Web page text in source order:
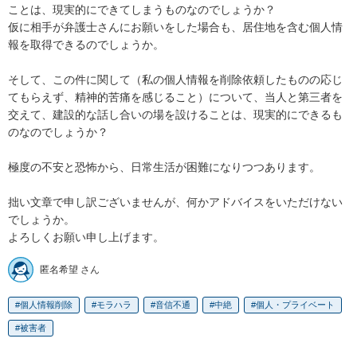
ことは、現実的にできてしまうものなのでしょうか？
仮に相手が弁護士さんにお願いをした場合も、居住地を含む個人情
報を取得できるのでしょうか。
そして、この件に関して（私の個人情報を削除依頼したものの応じ
てもらえず、精神的苦痛を感じること）について、当人と第三者を
交えて、建設的な話し合いの場を設けることは、現実的にできるも
のなのでしょうか？
極度の不安と恐怖から、日常生活が困難になりつつあります。
拙い文章で申し訳ございませんが、何かアドバイスをいただけない
でしょうか。
よろしくお願い申し上げます。
匿名希望 さん
個人情報削除 モラハラ 音信不通 中絶 個人・プライベート
被害者